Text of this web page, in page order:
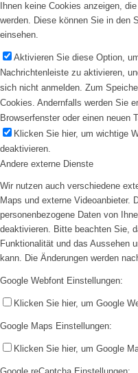
Ihnen keine Cookies anzeigen,
werden. Diese können Sie in den
einsehen.
Aktivieren Sie diese Option,
Nachrichtenleiste zu aktivieren,
sich nicht anmelden. Zum
Cookies. Andernfalls werden Sie
Browserfenster oder einen neuen
Klicken Sie hier, um wichtige
deaktivieren.
Andere externe Dienste
Wir nutzen auch verschiedene
Maps und externe Videoanbieter.
personenbezogene Daten von
deaktivieren. Bitte beachten Sie,
Funktionalität und das Aussehen
kann. Die Änderungen werden
Google Webfont Einstellungen:
Klicken Sie hier, um Google
Google Maps Einstellungen:
Klicken Sie hier, um Google